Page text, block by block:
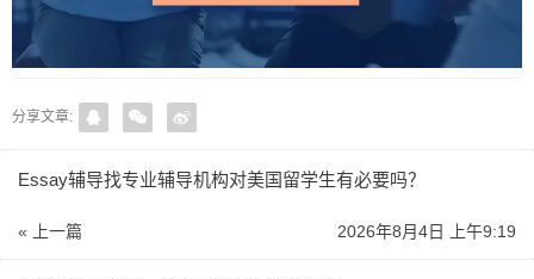
分享文章:
Essay辅导找专业辅导机构对美国留学生有必要吗？
« 上一篇 2026年8月4日 上午9:19